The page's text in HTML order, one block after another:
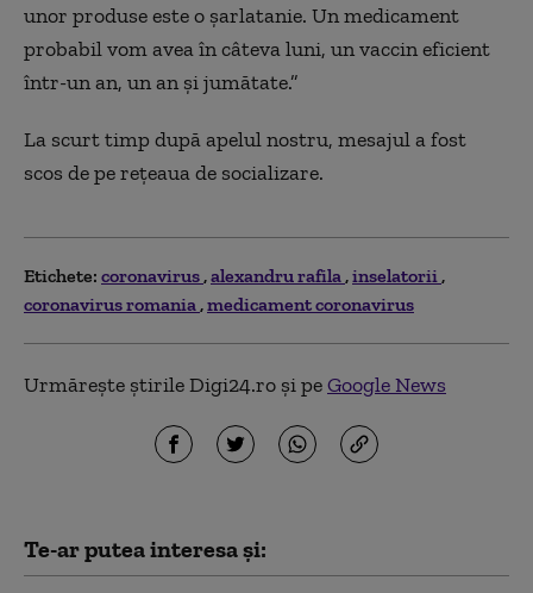
unor produse este o șarlatanie. Un medicament
probabil vom avea în câteva luni, un vaccin eficient
într-un an, un an și jumătate.”
La scurt timp după apelul nostru, mesajul a fost
scos de pe rețeaua de socializare.
Etichete: coronavirus alexandru rafila inselatorii
coronavirus romania medicament coronavirus
Urmărește știrile Digi24.ro și peGoogle News
Te-ar putea interesa și: